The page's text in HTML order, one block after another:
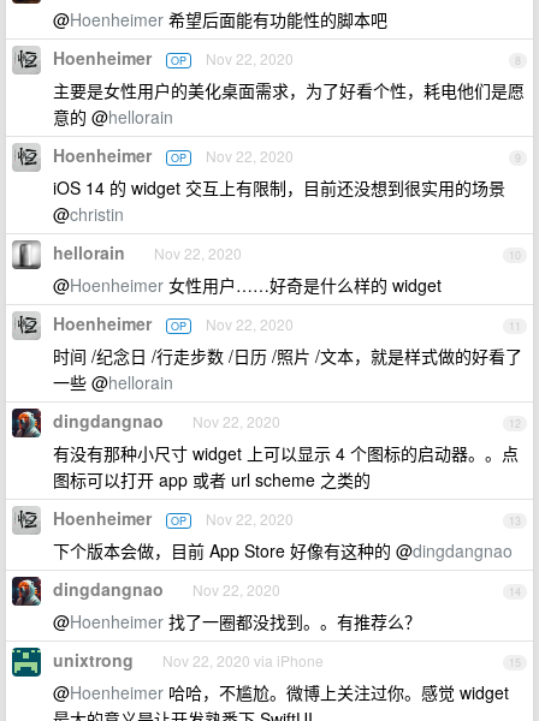
@Hoenheimer 希望后面能有功能性的脚本吧
8
Hoenheimer OP Nov 22, 2020
主要是女性用户的美化桌面需求，为了好看个性，耗电他们是愿
意的 @hellorain
9
Hoenheimer OP Nov 22, 2020
iOS 14 的 widget 交互上有限制，目前还没想到很实用的场景
@christin
10
hellorain Nov 22, 2020
@Hoenheimer 女性用户……好奇是什么样的 widget
11
Hoenheimer OP Nov 22, 2020
时间 /纪念日 /行走步数 /日历 /照片 /文本，就是样式做的好看了
一些 @hellorain
12
dingdangnao Nov 22, 2020
有没有那种小尺寸 widget 上可以显示 4 个图标的启动器。。点
图标可以打开 app 或者 url scheme 之类的
13
Hoenheimer OP Nov 22, 2020
下个版本会做，目前 App Store 好像有这种的 @dingdangnao
14
dingdangnao Nov 22, 2020
@Hoenheimer 找了一圈都没找到。。有推荐么？
15
unixtrong Nov 22, 2020 via iPhone
@Hoenheimer 哈哈，不尴尬。微博上关注过你。感觉 widget